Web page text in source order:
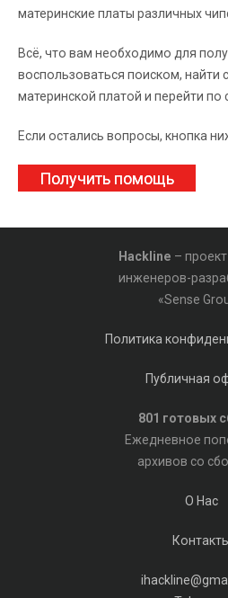
материнские платы различных
Всё, что вам необходимо для
воспользоваться поиском, найти
материнской платой и перейти по
Если остались вопросы, кнопка
Получить помощь
Hackline –
инженеров-
«Sense
Политика
Публичная
801 готовых
Ежедневное
архивов со
О Нас